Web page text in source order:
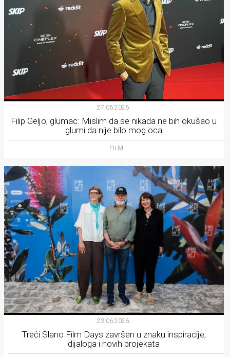
27.06.2026.
Filip Geljo, glumac: Mislim da se nikada ne bih okušao u
glumi da nije bilo mog oca
FILM
23.06.2026.
Treći Slano Film Days završen u znaku inspiracije,
dijaloga i novih projekata